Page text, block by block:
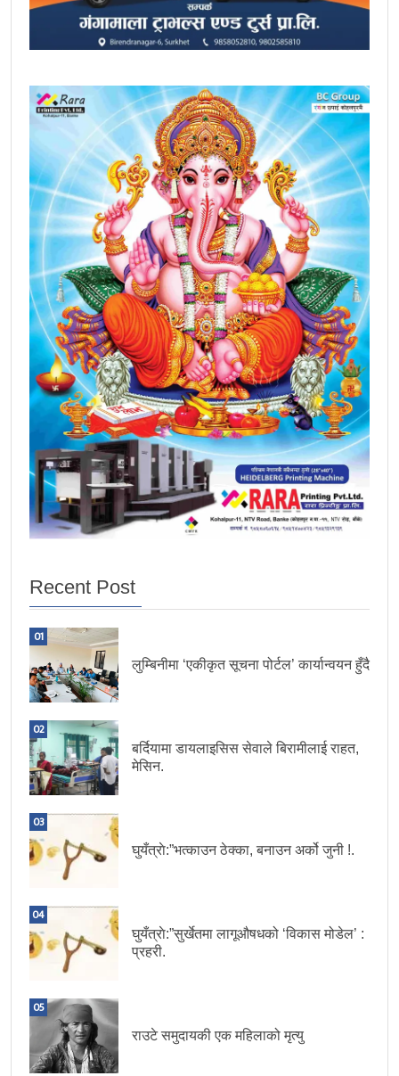
Recent Post
01
लुम्बिनीमा ‘एकीकृत सूचना पोर्टल’ कार्यान्वयन हुँदै
02
बर्दियामा डायलाइसिस सेवाले बिरामीलाई राहत,
मेसिन.
03
घुयँत्राे:”भत्काउन ठेक्का, बनाउन अर्को जुनी !.
04
घुयँत्राे:”सुर्खेतमा लागूऔषधको ‘विकास मोडेल’ :
प्रहरी.
05
राउटे समुदायकी एक महिलाको मृत्यु